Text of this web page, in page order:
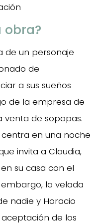
obra?
de un personaje
de
a sus sueños
de la empresa de
venta de sopapas.
en una noche
invita a Claudia,
su casa con el
la velada
nadie y Horacio
de los